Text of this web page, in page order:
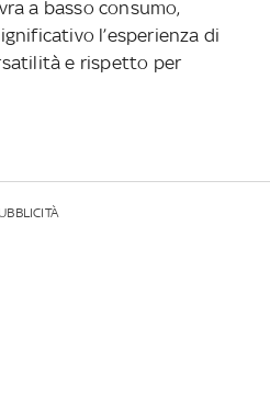
a basso consumo,
l’esperienza di
e rispetto per